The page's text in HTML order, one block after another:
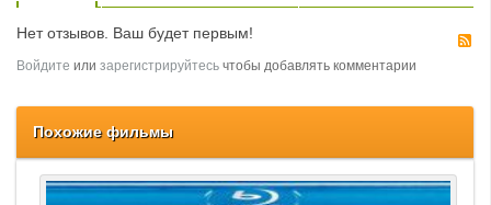
Нет отзывов. Ваш будет первым!
Войдите или зарегистрируйтесь чтобы добавлять комментарии
Похожие фильмы